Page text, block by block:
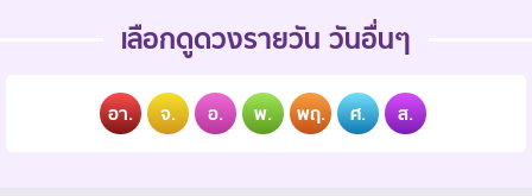
เลือกดูดวงรายวัน วันอื่นๆ
อา. จ. อ. พ. พฤ. ศ. ส.